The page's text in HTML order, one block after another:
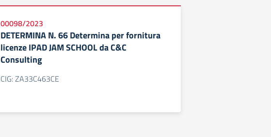
00098/2023
DETERMINA N. 66 Determina per fornitura
licenze IPAD JAM SCHOOL da C&C
Consulting
CIG: ZA33C463CE